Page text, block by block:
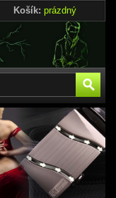
Košík: prázdný